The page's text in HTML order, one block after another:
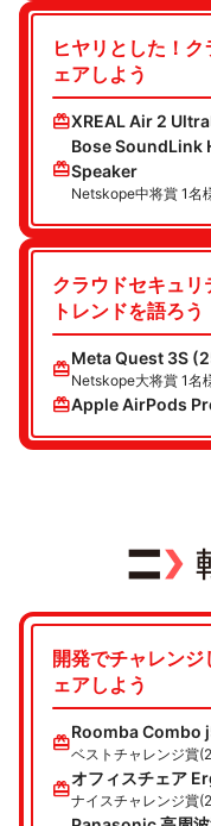
ヒヤリとした！
ェアしよう
redeemXREAL Air 2 Ultra
redeem
Bose SoundLink
Speaker
Netskope中将賞 1名
クラウドセキュリ
トレンドを語ろう
redeemMeta Quest 3S
Netskope大将賞 1名
redeemApple AirPods
開発でチャレン
ェアしよう
redeemRoomba Combo
ベストチャレンジ賞
redeemオフィスチェア
ナイスチャレンジ賞